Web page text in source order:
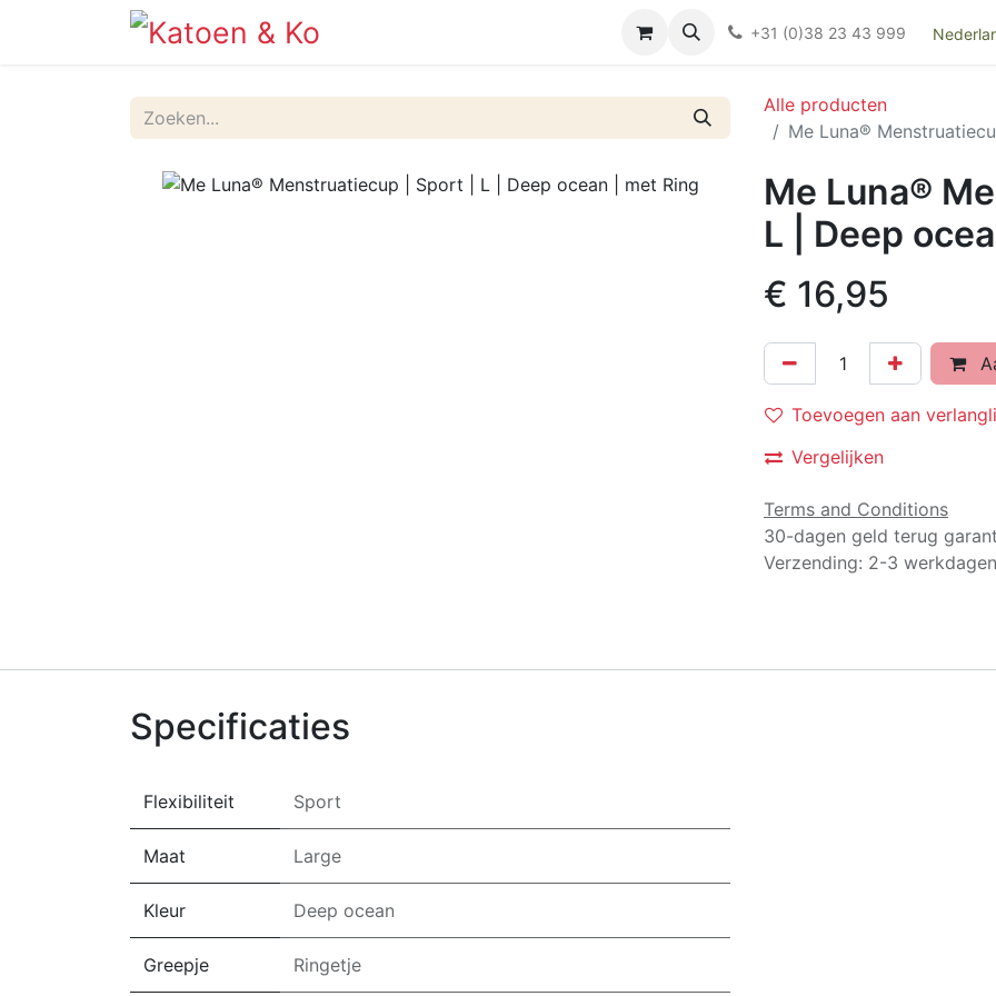
Kieswijzer nacht- en kraamverband
+31 (0)38 23 43 999
Alle producten
Me Luna®
Me Luna®
L | Deep
€ 16,95
Toevoegen aan
Vergelijken
Terms and Conditions
30-dagen geld terug
Verzending: 2-3 werkdagen
Specificaties
Flexibiliteit Sport
Maat Large
Kleur Deep ocean
Greepje Ringetje